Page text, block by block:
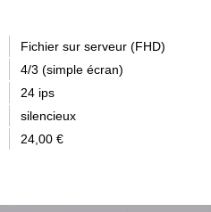
Fichier sur serveur (FHD)
4/3 (simple écran)
24 ips
silencieux
24,00 €